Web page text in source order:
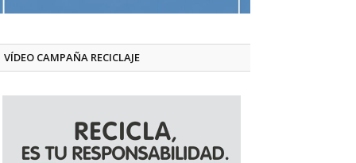
VÍDEO CAMPAÑA RECICLAJE